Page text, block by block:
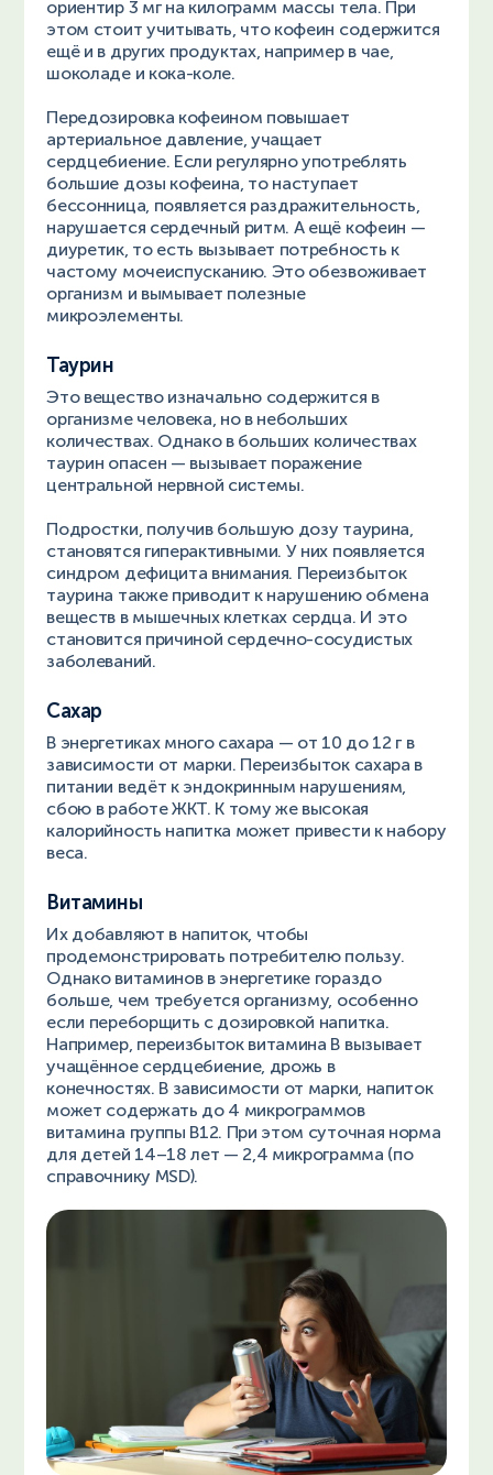
ориентир 3 мг на килограмм массы тела. При
этом стоит учитывать, что кофеин содержится
ещё и в других продуктах, например в чае,
шоколаде и кока-коле.
Передозировка кофеином повышает
артериальное давление, учащает
сердцебиение. Если регулярно употреблять
большие дозы кофеина, то наступает
бессонница, появляется раздражительность,
нарушается сердечный ритм. А ещё кофеин —
диуретик, то есть вызывает потребность к
частому мочеиспусканию. Это обезвоживает
организм и вымывает полезные
микроэлементы.
Таурин
Это вещество изначально содержится в
организме человека, но в небольших
количествах. Однако в больших количествах
таурин опасен — вызывает поражение
центральной нервной системы.
Подростки, получив большую дозу таурина,
становятся гиперактивными. У них появляется
синдром дефицита внимания. Переизбыток
таурина также приводит к нарушению обмена
веществ в мышечных клетках сердца. И это
становится причиной сердечно-сосудистых
заболеваний.
Сахар
В энергетиках много сахара — от 10 до 12 г в
зависимости от марки. Переизбыток сахара в
питании ведёт к эндокринным нарушениям,
сбою в работе ЖКТ. К тому же высокая
калорийность напитка может привести к набору
веса.
Витамины
Их добавляют в напиток, чтобы
продемонстрировать потребителю пользу.
Однако витаминов в энергетике гораздо
больше, чем требуется организму, особенно
если переборщить с дозировкой напитка.
Например, переизбыток витамина В вызывает
учащённое сердцебиение, дрожь в
конечностях. В зависимости от марки, напиток
может содержать до 4 микрограммов
витамина группы B12. При этом суточная норма
для детей 14–18 лет — 2,4 микрограмма (по
справочнику MSD).